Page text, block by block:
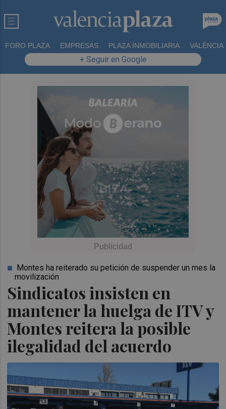
FORO PLAZA EMPRESAS PLAZA INMOBILIARIA VALÈNCIA
+ Seguir en Google
Sindicatos insisten en
mantener la huelga de ITV y
Montes reitera la posible
ilegalidad del acuerdo
Montes ha reiterado su petición de suspender un mes la
movilización